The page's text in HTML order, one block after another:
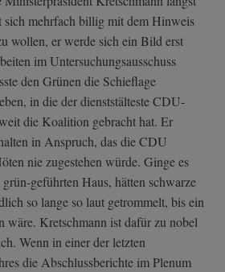
sich mehrfach billig mit dem Hinweis
wollen, er werde sich ein Bild erst
im Untersuchungsausschuss
den Grünen die Schieflage
in die der dienststälteste CDU-
die Koalition gebracht hat. Er
in Anspruch, das die CDU
nie zugestehen würde. Ginge es
geführten Haus, hätten schwarze
so lange so laut getrommelt, bis ein
wäre. Kretschmann ist dafür zu nobel
Wenn in einer der letzten
die Abschlussberichte im Plenum